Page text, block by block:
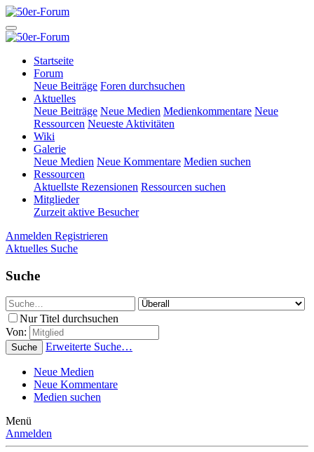
Startseite
Forum
Neue Beiträge Foren durchsuchen
Aktuelles
Neue Beiträge Neue Medien Medienkommentare Neue
Ressourcen Neueste Aktivitäten
Wiki
Galerie
Neue Medien Neue Kommentare Medien suchen
Ressourcen
Aktuellste Rezensionen Ressourcen suchen
Mitglieder
Zurzeit aktive Besucher
Anmelden Registrieren
Aktuelles Suche
Suche
Nur Titel durchsuchen
Von:
Suche Erweiterte Suche…
Neue Medien
Neue Kommentare
Medien suchen
Menü
Anmelden